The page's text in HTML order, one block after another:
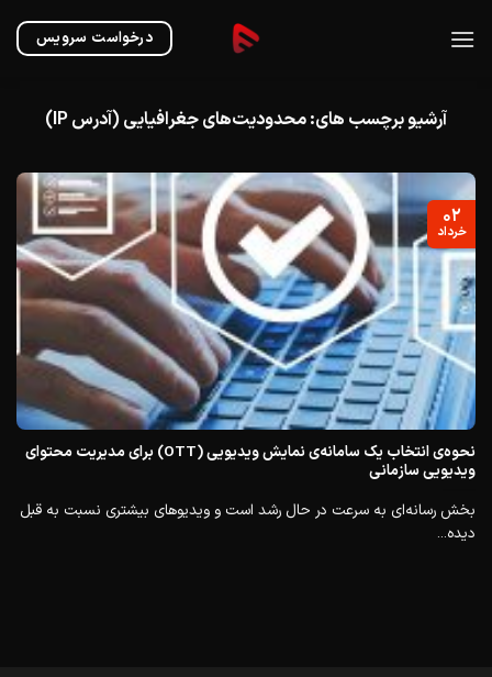
درخواست سرویس
آرشیو برچسب های:محدودیت‌های جغرافیایی (آدرس IP)
نحوه‌ی انتخاب یک سامانه‌ی نمایش ویدیویی (OTT) برای مدیریت محتوای
ویدیویی سازمانی
بخش رسانه‌ای به سرعت در حال رشد است و ویدیوهای بیشتری نسبت به قبل
دیده...
۰۲
خرداد